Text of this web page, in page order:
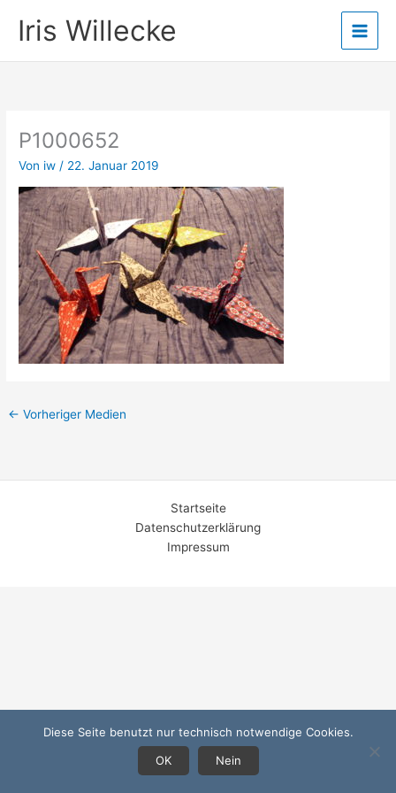
InhaltIris Willecke
P1000652
Von iw / 22. Januar 2019
← Vorheriger Medien
Startseite
Datenschutzerklärung
Impressum
Diese Seite benutzt nur technisch notwendige Cookies.
OK
Nein